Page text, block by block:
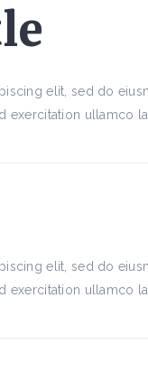
elit, sed do
exercitation ullamco
elit, sed do
exercitation ullamco